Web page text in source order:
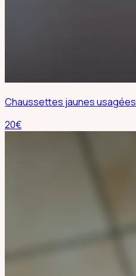
Chaussettes jaunes usagées
20€